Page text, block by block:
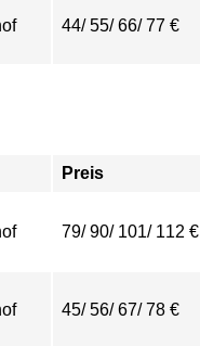
44/ 55/ 66/ 77 €
Preis
79/ 90/ 101/ 112 €
45/ 56/ 67/ 78 €